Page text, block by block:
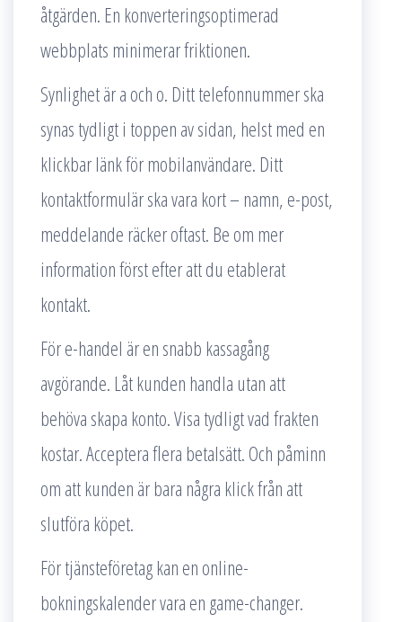
åtgärden. En konverteringsoptimerad
webbplats minimerar friktionen.
Synlighet är a och o. Ditt telefonnummer ska
synas tydligt i toppen av sidan, helst med en
klickbar länk för mobilanvändare. Ditt
kontaktformulär ska vara kort – namn, e-post,
meddelande räcker oftast. Be om mer
information först efter att du etablerat
kontakt.
För e-handel är en snabb kassagång
avgörande. Låt kunden handla utan att
behöva skapa konto. Visa tydligt vad frakten
kostar. Acceptera flera betalsätt. Och påminn
om att kunden är bara några klick från att
slutföra köpet.
För tjänsteföretag kan en online-
bokningskalender vara en game-changer.